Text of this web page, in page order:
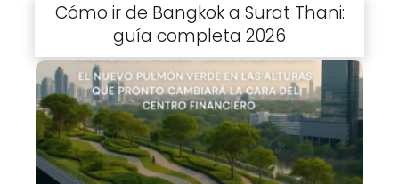
Cómo ir de Bangkok a Surat Thani:
guía completa 2026